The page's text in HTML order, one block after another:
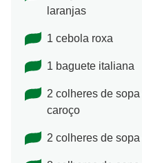
laranjas
1 cebola roxa
1 baguete italiana
2 colheres de
caroço
2 colheres de